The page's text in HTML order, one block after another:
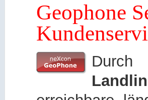
Geophone
Durch